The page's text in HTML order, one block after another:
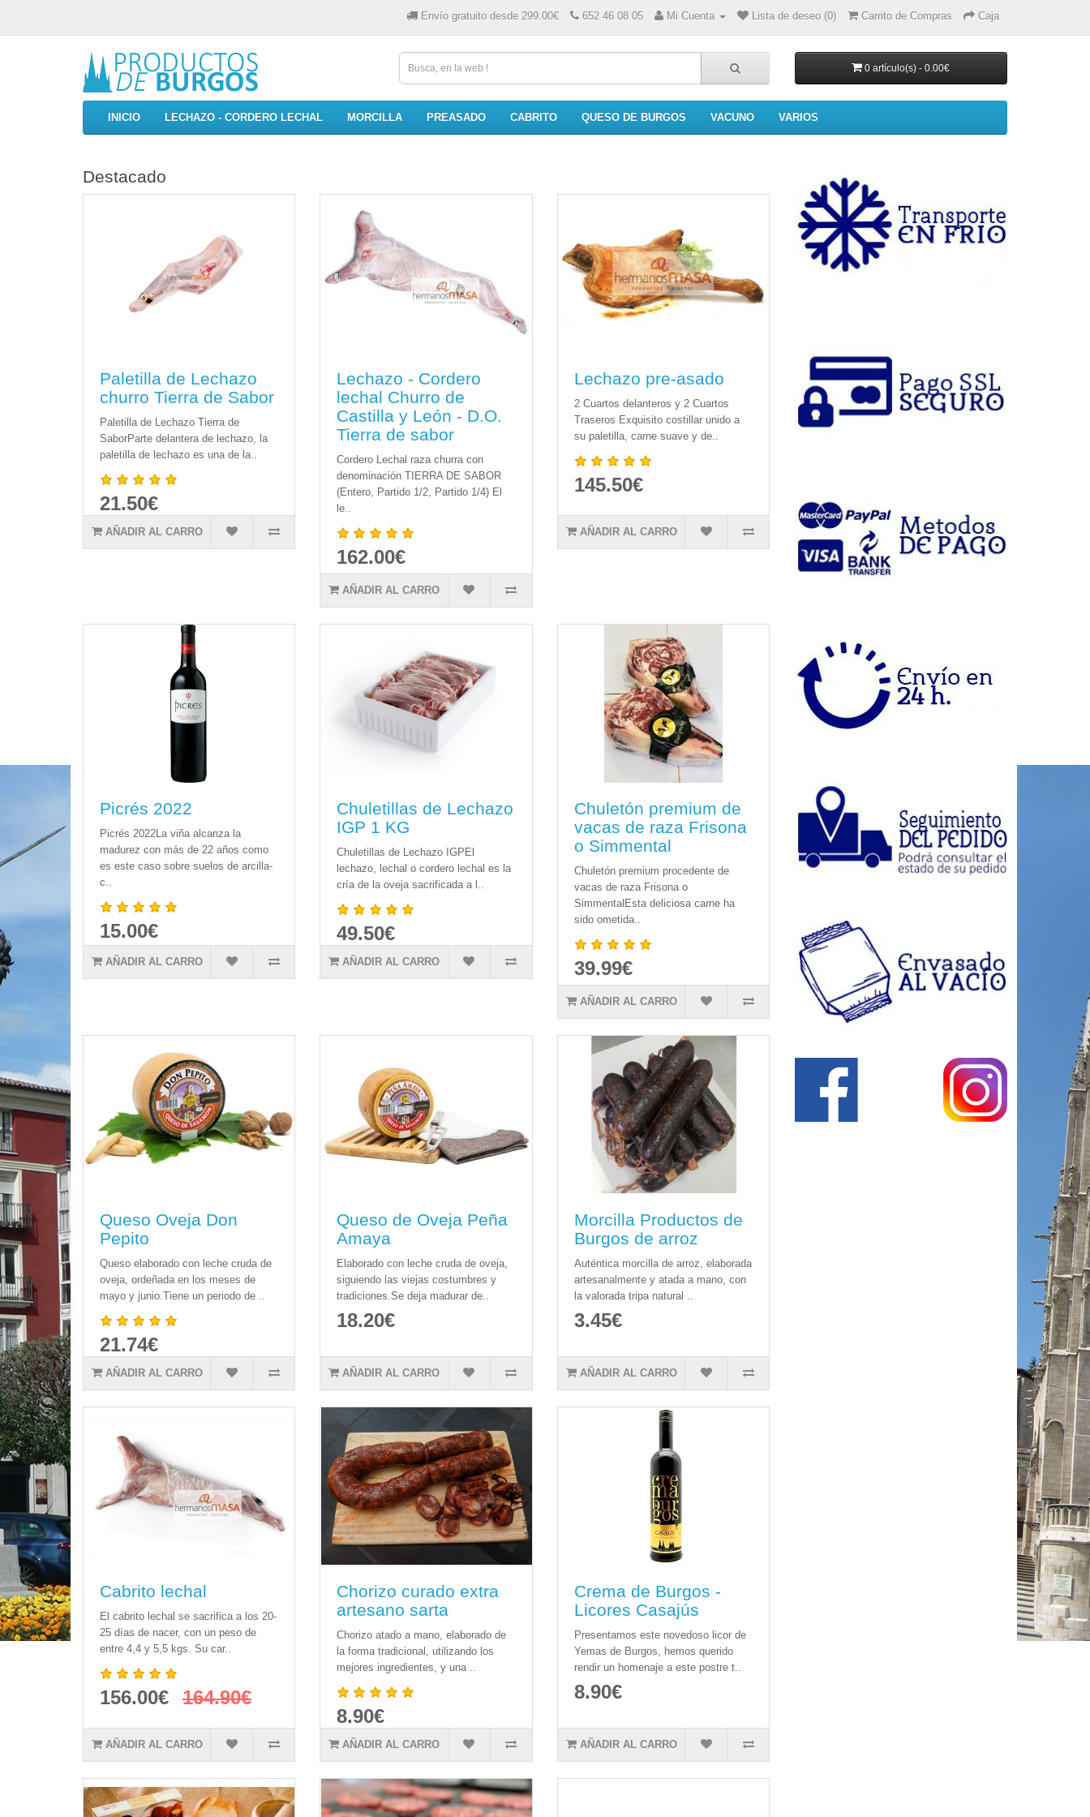
Envío gratuito desde 299.00€ 652 46 08 05 Mi Cuenta Lista de deseo (0) Carrito de Compras Caja
0 artículo(s) - 0.00€
INICIO LECHAZO - CORDERO LECHAL MORCILLA PREASADO CABRITO QUESO DE BURGOS VACUNO VARIOS
Destacado
Paletilla de Lechazo
churro Tierra de Sabor
Paletilla de Lechazo Tierra de
SaborParte delantera de lechazo, la
paletilla de lechazo es una de la..
21.50€
AÑADIR AL CARRO
Lechazo - Cordero
lechal Churro de
Castilla y León - D.O.
Tierra de sabor
Cordero Lechal raza churra con
denominación TIERRA DE SABOR
(Entero, Partido 1/2, Partido 1/4) El
le..
162.00€
AÑADIR AL CARRO
Lechazo pre-asado
2 Cuartos delanteros y 2 Cuartos
Traseros Exquisito costillar unido a
su paletilla, carne suave y de..
145.50€
AÑADIR AL CARRO
Picrés 2022
Picrés 2022La viña alcanza la
madurez con más de 22 años como
es este caso sobre suelos de arcilla-
c..
15.00€
AÑADIR AL CARRO
Chuletillas de Lechazo
IGP 1 KG
Chuletillas de Lechazo IGPEl
lechazo, lechal o cordero lechal es la
cría de la oveja sacrificada a l..
49.50€
AÑADIR AL CARRO
Chuletón premium de
vacas de raza Frisona
o Simmental
Chuletón premium procedente de
vacas de raza Frisona o
SimmentalEsta deliciosa carne ha
sido ometida..
39.99€
AÑADIR AL CARRO
Queso Oveja Don
Pepito
Queso elaborado con leche cruda de
oveja, ordeñada en los meses de
mayo y junio.Tiene un periodo de ..
21.74€
AÑADIR AL CARRO
Queso de Oveja Peña
Amaya
Elaborado con leche cruda de oveja,
siguiendo las viejas costumbres y
tradiciones.Se deja madurar de..
18.20€
AÑADIR AL CARRO
Morcilla Productos de
Burgos de arroz
Auténtica morcilla de arroz, elaborada
artesanalmente y atada a mano, con
la valorada tripa natural ..
3.45€
AÑADIR AL CARRO
Cabrito lechal
El cabrito lechal se sacrifica a los 20-
25 días de nacer, con un peso de
entre 4,4 y 5,5 kgs. Su car..
156.00€ 164.90€
AÑADIR AL CARRO
Chorizo curado extra
artesano sarta
Chorizo atado a mano, elaborado de
la forma tradicional, utilizando los
mejores ingredientes, y una ..
8.90€
AÑADIR AL CARRO
Crema de Burgos -
Licores Casajús
Presentamos este novedoso licor de
Yemas de Burgos, hemos querido
rendir un homenaje a este postre t..
8.90€
AÑADIR AL CARRO